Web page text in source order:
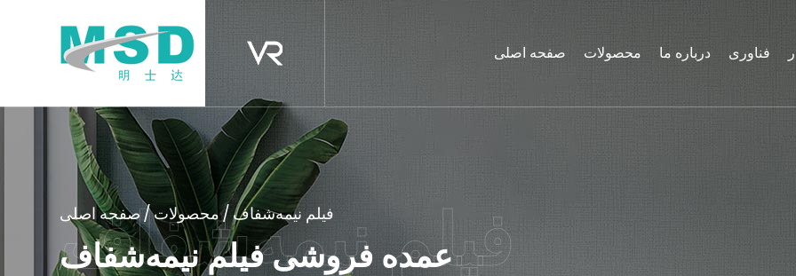
صفحه اصلی محصولات درباره ما فناوری
صفحه اصلی/محصولات/فیلم نیمه‌شفاف
عمده فروشی فیلم نیمه‌شفاف